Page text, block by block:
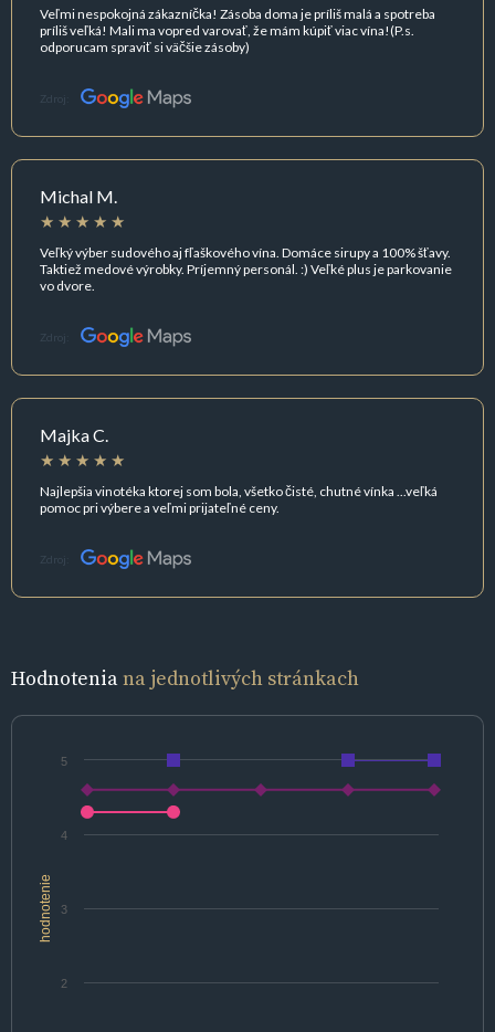
Veľmi nespokojná zákazníčka! Zásoba doma je príliš malá a spotreba
príliš veľká! Mali ma vopred varovať, že mám kúpiť viac vína!(P.s.
odporucam spraviť si väčšie zásoby)
Zdroj:
Michal M.
Veľký výber sudového aj fľaškového vína. Domáce sirupy a 100% šťavy.
Taktiež medové výrobky. Príjemný personál. :) Veľké plus je parkovanie
vo dvore.
Zdroj:
Majka C.
Najlepšia vinotéka ktorej som bola, všetko čisté, chutné vínka ...veľká
pomoc pri výbere a veľmi prijateľné ceny.
Zdroj:
Hodnoteniana jednotlivých stránkach
hodnotenie
2
3
4
5